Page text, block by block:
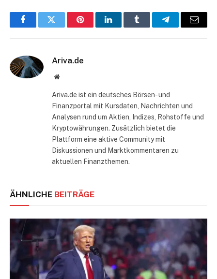
FacebookTwitter PinterestLinkedInTumblr TelegramE-
Ariva.de
Website
Ariva.de ist ein deutsches Börsen- und
Finanzportal mit Kursdaten, Nachrichten und
Analysen rund um Aktien, Indizes, Rohstoffe und
Kryptowährungen. Zusätzlich bietet die
Plattform eine aktive Community mit
Diskussionen und Marktkommentaren zu
aktuellen Finanzthemen.
ÄHNLICHE BEITRÄGE